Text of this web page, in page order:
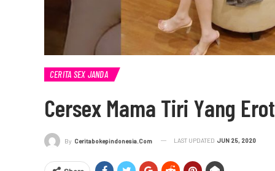
CERITA SEX JANDA
Cersex Mama Tiri Yang
By Ceritabokepindonesia.com LAST UPDATED JUN 25, 2020